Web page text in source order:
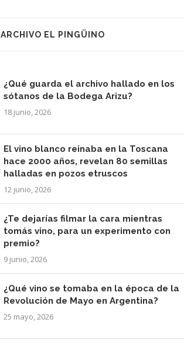
ARCHIVO EL PINGÜINO
¿Qué guarda el archivo hallado en los
sótanos de la Bodega Arizu?
18 junio, 2026
El vino blanco reinaba en la Toscana
hace 2000 años, revelan 80 semillas
halladas en pozos etruscos
12 junio, 2026
¿Te dejarías filmar la cara mientras
tomás vino, para un experimento con
premio?
9 junio, 2026
¿Qué vino se tomaba en la época de la
Revolución de Mayo en Argentina?
25 mayo, 2026